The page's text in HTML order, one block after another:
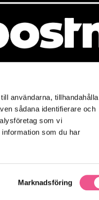
användarna, tillhandahålla
sådana identifierare och
som vi
som du har
Marknadsföring